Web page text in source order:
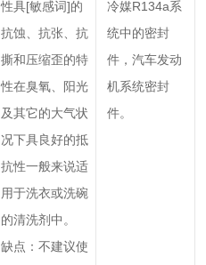
性具[敏感词]的
抗蚀、抗张、抗
撕和压缩歪的特
性在臭氧、阳光
及其它的大气状
况下具良好的抵
抗性一般来说适
用于洗衣或洗碗
的清洗剂中。
缺点：不建议使
冷媒R134a系
统中的密封
件，汽车发动
机系统密封
件。